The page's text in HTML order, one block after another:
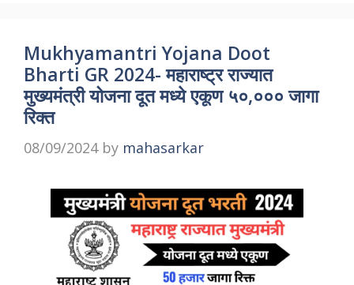
Mukhyamantri Yojana Doot
Bharti GR 2024- महाराष्ट्र राज्यात
मुख्यमंत्री योजना दूत मध्ये एकूण ५०,००० जागा
रिक्त
08/09/2024 by mahasarkar